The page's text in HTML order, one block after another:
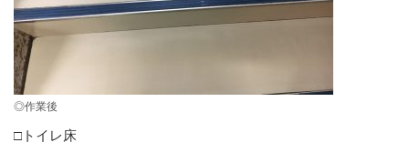
◎作業後
□トイレ床